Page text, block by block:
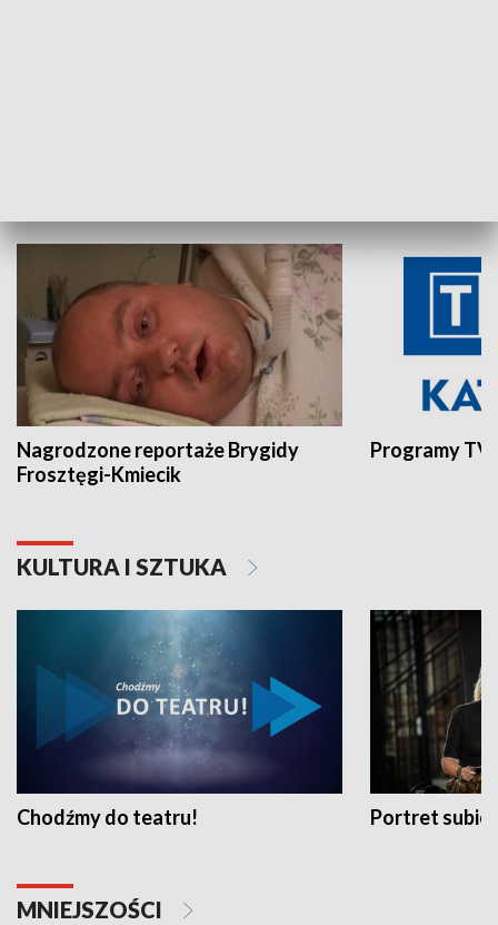
Nagrodzone reportaże Brygidy
Frosztęgi-Kmiecik
Programy
KULTURA I SZTUKA
Chodźmy do teatru! Portret
MNIEJSZOŚCI